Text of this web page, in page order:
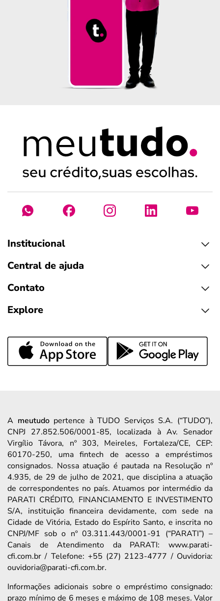
Institucional
Central de ajuda
Contato
Explore
A meutudopertence à TUDO Serviços S.A. (“TUDO”),
CNPJ 27.852.506/0001-85, localizada à Av. Senador
Virgílio Távora, nº 303, Meireles, Fortaleza/CE, CEP:
60170-250, uma fintech de acesso a empréstimos
consignados. Nossa atuação é pautada na Resolução nº
4.935, de 29 de julho de 2021, que disciplina a atuação
de correspondentes no país. Atuamos por intermédio da
PARATI CRÉDITO, FINANCIAMENTO E INVESTIMENTO
S/A, instituição financeira devidamente, com sede na
Cidade de Vitória, Estado do Espírito Santo, e inscrita no
CNPJ/MF sob o nº 03.311.443/0001-91 (“PARATI”) –
Canais de Atendimento da PARATI: www.parati-
cfi.com.br / Telefone: +55 (27) 2123-4777 / Ouvidoria:
ouvidoria@parati-cfi.com.br.
Informações adicionais sobre o empréstimo consignado:
prazo mínimo de 6 meses e máximo de 108 meses. Valor